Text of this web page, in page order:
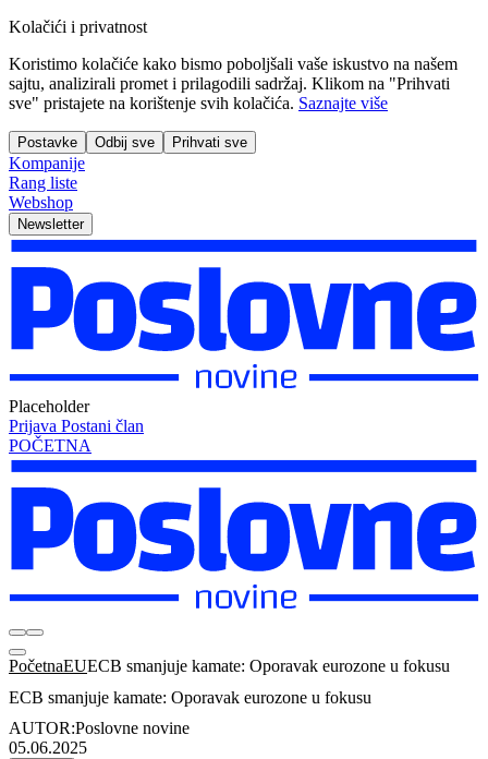
Kolačići i privatnost
Koristimo kolačiće kako bismo poboljšali vaše iskustvo na našem
sajtu, analizirali promet i prilagodili sadržaj. Klikom na "Prihvati
sve" pristajete na korištenje svih kolačića. Saznajte više
Postavke Odbij sve Prihvati sve
Kompanije
Rang liste
Webshop
Newsletter
Placeholder
Prijava Postani član
POČETNA
PočetnaEUECB smanjuje kamate: Oporavak eurozone u fokusu
ECB smanjuje kamate: Oporavak eurozone u fokusu
AUTOR:Poslovne novine
05.06.2025